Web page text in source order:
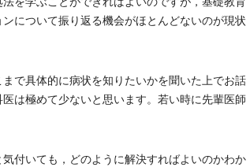
について振り返る機会がほとんどないのが現状
で具体的に病状を知りたいかを聞いた上でお話
は極めて少ないと思います。若い時に先輩医師
付いても，どのように解決すればよいのかわか